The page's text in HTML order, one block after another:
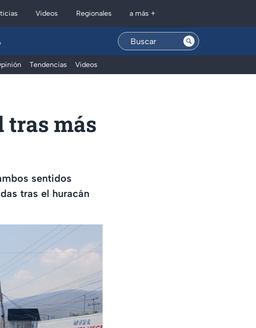
Videos Regionales a más +
Tendencias Videos
tras más
sentidos
tras el huracán